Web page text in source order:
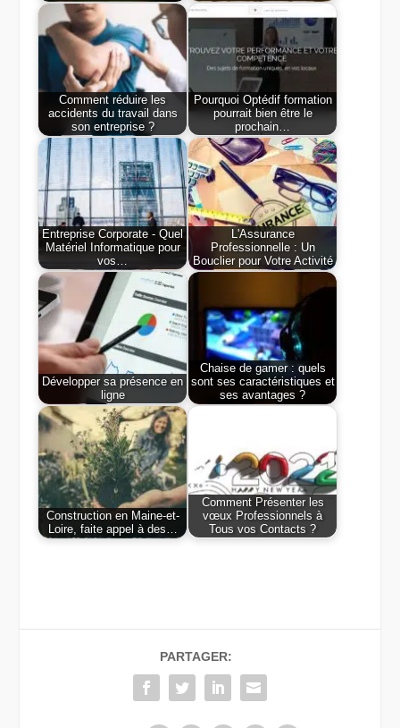
Comment réduire les
accidents du travail dans
son entreprise ?
Pourquoi Optédif formation
pourrait bien être le
prochain…
Entreprise Corporate - Quel
Matériel Informatique pour
vos…
L'Assurance
Professionnelle : Un
Bouclier pour Votre Activité
Développer sa présence en
ligne
Chaise de gamer : quels
sont ses caractéristiques et
ses avantages ?
Construction en Maine-et-
Loire, faite appel à des…
Comment Présenter les
vœux Professionnels à
Tous vos Contacts ?
PARTAGER: